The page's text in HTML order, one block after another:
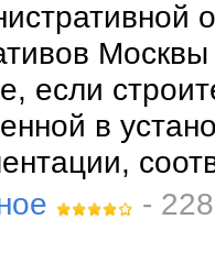
если
в
-